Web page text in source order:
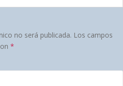
no será publicada. Los campos
*